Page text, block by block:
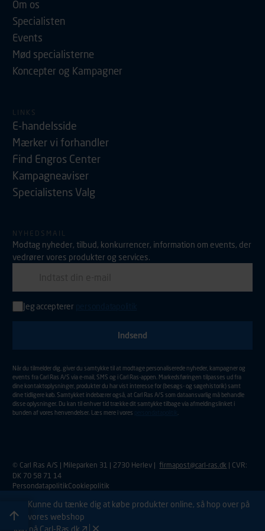
Om os
Specialisten
Events
Mød specialisterne
Koncepter og Kampagner
LINKS
E-handelsside
Mærker vi forhandler
Find Engros Center
Kampagneaviser
Specialistens Valg
NYHEDSMAIL
Modtag nyheder, tilbud, konkurrencer, information om events, der
vedrører vores produkter og services.
Indtast din e-mail adresse for at tilmelde dig nyhedsmail.
Jeg accepterer
Når du tilmelder dig, giver du samtykke til at modtage personaliserede nyheder, kampagner og
events fra Carl Ras A/S via e-mail, SMS og i Carl Ras-appen. Markedsføringen tilpasses ud fra
dine kontaktoplysninger, produkter du har vist interesse for (besøgs- og søgehistorik) samt
dine tidligere køb. Samtykket indebærer også, at Carl Ras A/S som dataansvarlig må behandle
disse oplysninger. Du kan til enhver tid trække dit samtykke tilbage via afmeldingslinket i
bunden af vores henvendelser. Læs mere i vores
© Carl Ras A/S | Mileparken 31 | 2730 Herlev |firmapost@carl-ras.dk | CVR:
DK 70 58 71 14
PersondatapolitikCookiepolitik
Kunne du tænke dig at købe produkter online, så hop over på
vores webshop
Køb på Carl-Ras.dk